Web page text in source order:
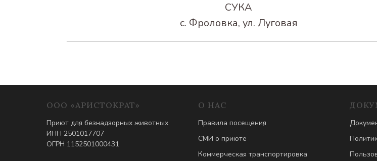
СУКА
с. Фроловка, ул. Луговая
ООО «АРИСТОКРАТ»
Приют для безнадзорных животных
ИНН 2501017707
ОГРН 1152501000431
О НАС
Правила посещения
СМИ о приюте
Коммерческая транспортировка